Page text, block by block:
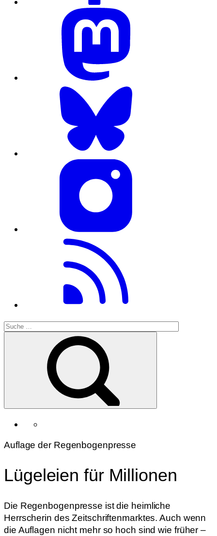
Auflage der Regenbogenpresse
Lügeleien für Millionen
Die Regenbogenpresse ist die heimliche
Herrscherin des Zeitschriftenmarktes. Auch wenn
die Auflagen nicht mehr so hoch sind wie früher –